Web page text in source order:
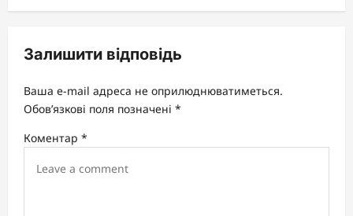
v
g
a
t
i
Залишити відповідь
Ваша e-mail адреса не оприлюднюватиметься.
Обов’язкові поля позначені *
Коментар *